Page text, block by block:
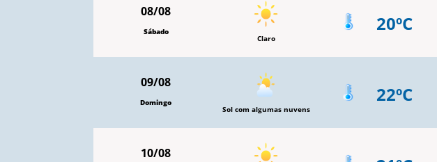
08/08
Sábado
Claro
20ºC
09/08
Domingo
Sol com algumas nuvens
22ºC
10/08